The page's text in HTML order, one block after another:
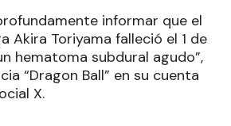
informar que el
Akira Toriyama falleció el 1 de
hematoma subdural agudo”,
“Dragon Ball” en su cuenta
X.